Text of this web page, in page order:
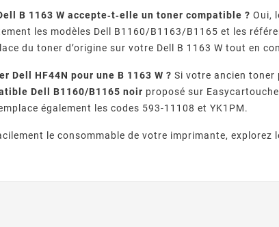
B 1163 W accepte‑t‑elle un toner compatible ? Oui,
les modèles Dell B1160/B1163/B1165 et les
du toner d’origine sur votre Dell B 1163 W tout en
Dell HF44N pour une B 1163 W ? Si votre ancien toner
Dell B1160/B1165 noir proposé sur
également les codes 593-11108 et YK1PM.
le consommable de votre imprimante, explorez